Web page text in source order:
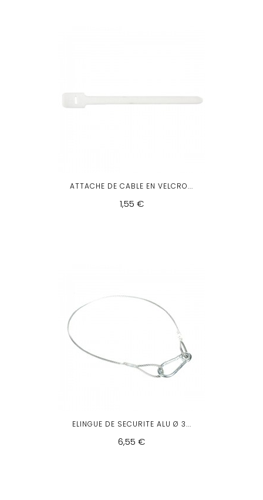
ATTACHE DE CABLE EN VELCRO...
1,55 €
ELINGUE DE SECURITE ALU Ø 3...
6,55 €